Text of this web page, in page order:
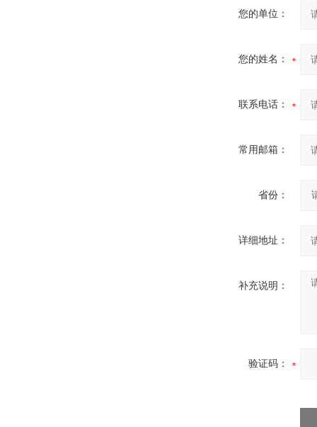
您的单位：
您的姓名：
联系电话：
常用邮箱：
省份：
详细地址：
补充说明：
验证码：